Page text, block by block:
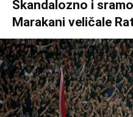
Skandalozno i
Marakani veličale